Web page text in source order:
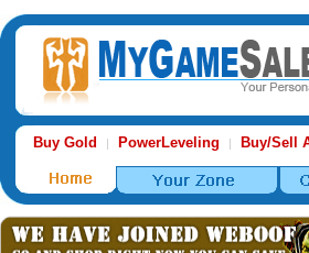
Buy Gold | PowerLeveling | Buy/Sell